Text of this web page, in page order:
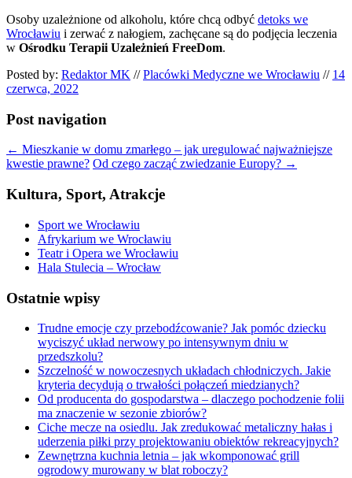
Osoby uzależnione od alkoholu, które chcą odbyć detoks we
Wrocławiu i zerwać z nałogiem, zachęcane są do podjęcia leczenia
w Ośrodku Terapii Uzależnień FreeDom.
Posted by: Redaktor MK // Placówki Medyczne we Wrocławiu // 14
czerwca, 2022
Post navigation
← Mieszkanie w domu zmarłego – jak uregulować najważniejsze
kwestie prawne? Od czego zacząć zwiedzanie Europy? →
Kultura, Sport, Atrakcje
Sport we Wrocławiu
Afrykarium we Wrocławiu
Teatr i Opera we Wrocławiu
Hala Stulecia – Wrocław
Ostatnie wpisy
Trudne emocje czy przebodźcowanie? Jak pomóc dziecku
wyciszyć układ nerwowy po intensywnym dniu w
przedszkolu?
Szczelność w nowoczesnych układach chłodniczych. Jakie
kryteria decydują o trwałości połączeń miedzianych?
Od producenta do gospodarstwa – dlaczego pochodzenie folii
ma znaczenie w sezonie zbiorów?
Ciche mecze na osiedlu. Jak zredukować metaliczny hałas i
uderzenia piłki przy projektowaniu obiektów rekreacyjnych?
Zewnętrzna kuchnia letnia – jak wkomponować grill
ogrodowy murowany w blat roboczy?